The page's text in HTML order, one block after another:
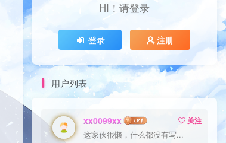
HI！请登录
登录 注册
用户列表
xx0099xx
关注
这家伙很懒，什么都没有写...